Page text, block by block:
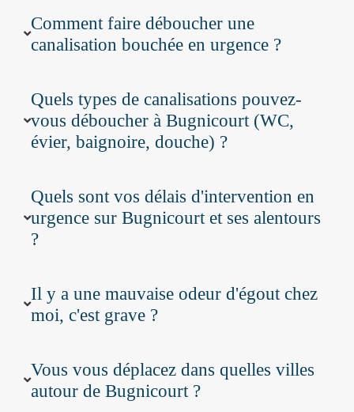
Comment faire déboucher une
canalisation bouchée en urgence ?
Quels types de canalisations pouvez-
vous déboucher à Bugnicourt (WC,
évier, baignoire, douche) ?
Quels sont vos délais d'intervention en
urgence sur Bugnicourt et ses alentours
?
Il y a une mauvaise odeur d'égout chez
moi, c'est grave ?
Vous vous déplacez dans quelles villes
autour de Bugnicourt ?